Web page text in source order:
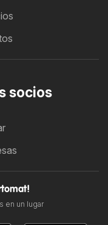
socios
en un lugar